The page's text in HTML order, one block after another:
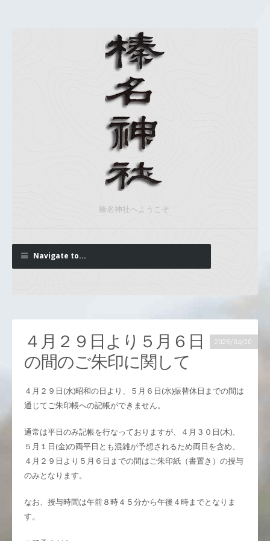
榛名神社へようこそ
Navigate to...
４月２９日より５月６日
の間のご朱印に関して
2026/04/20
４月２９日(水)昭和の日より、５月６日(水)振替休日までの間は
通じてご朱印帳への記帳ができません。
通常は平日のみ記帳を行なっておりますが、４月３０日(木)、
５月１日(金)の両平日とも混雑が予想されるため両日を含め、
４月２９日より５月６日までの間はご朱印紙（書置き）の授与
のみとなります。
なお、授与時間は午前８時４５分から午後４時までとなりま
す。